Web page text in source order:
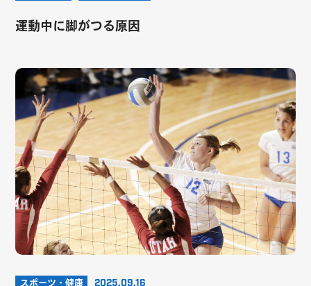
運動中に脚がつる原因
スポーツ・健康 2025.09.16